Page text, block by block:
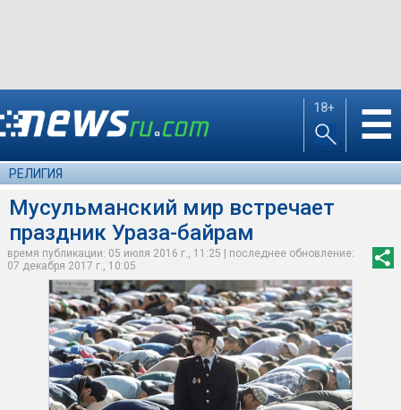
18+ ☰
РЕЛИГИЯ
Мусульманский мир встречает
праздник Ураза-байрам
время публикации: 05 июля 2016 г., 11:25 | последнее обновление:
07 декабря 2017 г., 10:05